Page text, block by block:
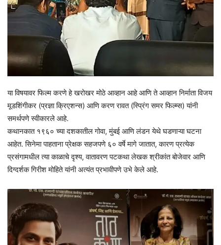
या विषयावर फिल्म करणे हे खरोखर मोठे आव्हान आहे आणि ते आव्हान निर्माता विजय
मूडशिंगीकर (प्रज्ञा क्रिएशन्स) आणि करण रावत (स्प्रिंग समर फिल्म्स) यांनी
समर्थपणे स्वीकारले आहे.
कथानकात १९६० च्या दशकातील गोवा, मुंबई आणि लंडन येथे घडणाऱ्या घटना
आहेत. सिनेमा पाहताना प्रेक्षक सहजपणे ६० वर्षे मागे जातात, कारण प्रत्येक
प्रसंगामधील त्या काळाचे दृश्य, वातावरण पटकथा लेखक श्रीकांत बोजेवार आणि
दिग्दर्शक गिरीश मोहिते यांनी अत्यंत प्रभावीपणे उभे केले आहे.